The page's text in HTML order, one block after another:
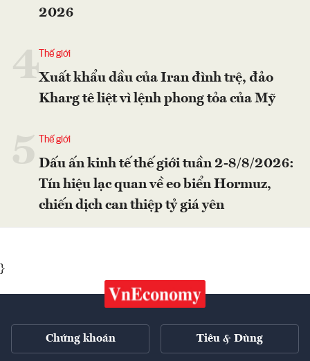
2026
4 Thế giới
Xuất khẩu dầu của Iran đình trệ, đảo
Kharg tê liệt vì lệnh phong tỏa của Mỹ
Thế giới
Dấu ấn kinh tế thế giới tuần 2-8/8/2026:
Tín hiệu lạc quan về eo biển Hormuz,
chiến dịch can thiệp tỷ giá yên
}
Chứng khoán Tiêu & Dùng